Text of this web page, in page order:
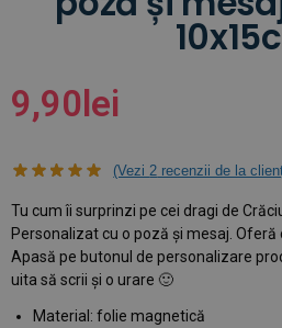
9,90lei
(Vezi 2 recenzii de la
Tu cum îi surprinzi pe cei dragi de
Personalizat cu o poză și mesaj.
Apasă pe butonul de personalizare
uita să scrii și o urare 🙂
Material: folie magnetică